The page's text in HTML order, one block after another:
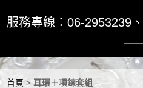
服務專線：06-2953239 、
首頁>耳環＋項鍊套組